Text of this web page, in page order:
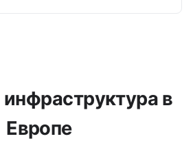
в
Европе